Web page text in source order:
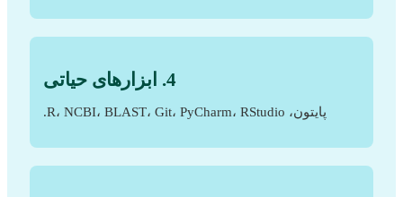
4. ابزارهای حیاتی
پایتون، R، NCBI، BLAST، Git، PyCharm، RStudio.